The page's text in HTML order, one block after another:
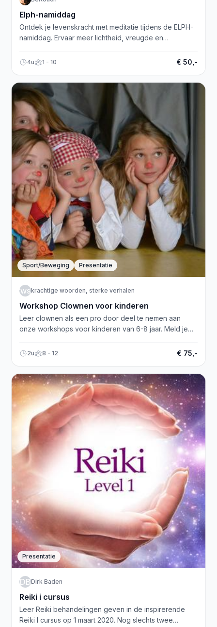
Elph-namiddag
Ontdek je levenskracht met meditatie tijdens de ELPH-
namiddag. Ervaar meer lichtheid, vreugde en
4u 1 - 10 € 50,-
Sport/Beweging Presentatie
kwsvkrachtige woorden, sterke verhalen
Workshop Clownen voor kinderen
Leer clownen als een pro door deel te nemen aan
onze workshops voor kinderen van 6-8 jaar. Meld je
2u 8 - 12 € 75,-
Presentatie
DBDirk Baden
Reiki i cursus
Leer Reiki behandelingen geven in de inspirerende
Reiki I cursus op 1 maart 2020. Nog slechts twee